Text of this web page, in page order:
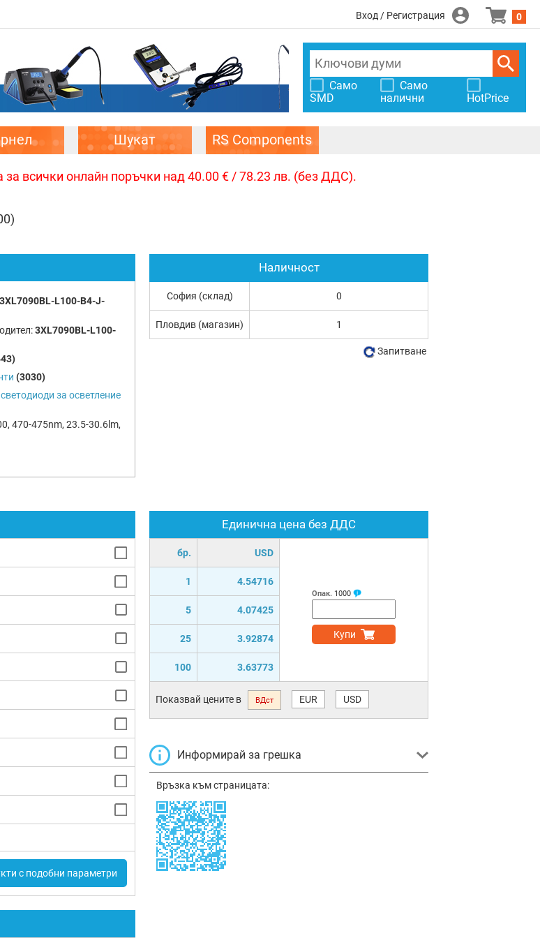
Вход / Регистрация 0
Само
SMD
Само
налични
HotPrice
Шукат RS Components
за всички онлайн поръчки над 40.00 € / 78.23 лв. (без ДДС).
3XL7090BL-L100-B4-J-
3XL7090BL-L100-
(3030)
за осветление
470-475nm, 23.5-30.6lm,
с подобни параметри
Единична цена без ДДС
бр. USD
1 4.54716
5 4.07425
25 3.92874
100 3.63773
Опак. 1000
Купи
Показвай цените в ВДст EUR USD
Информирай за грешка
Връзка към страницата:
Наличност
София (склад) 0
Пловдив (магазин) 1
Запитване